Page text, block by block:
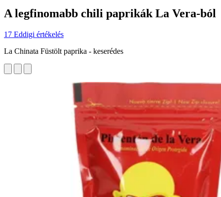
A legfinomabb chili paprikák La Vera-ból
17 Eddigi értékelés
La Chinata Füstölt paprika - keserédes